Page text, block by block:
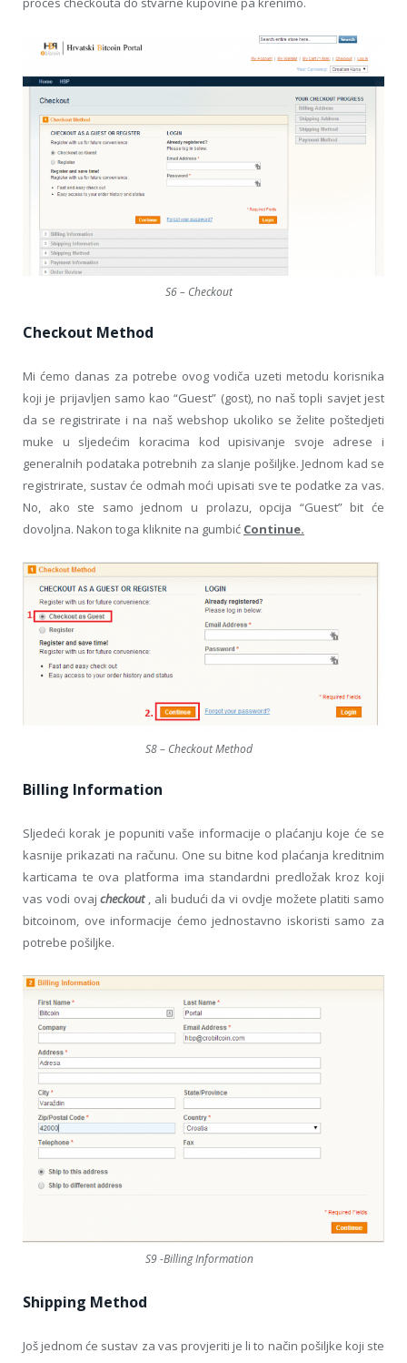
S6 – Checkout
Checkout Method
Mi ćemo danas za potrebe ovog vodiča uzeti metodu korisnika
koji je prijavljen samo kao “Guest” (gost), no naš topli savjet jest
da se registrirate i na naš webshop ukoliko se želite poštedjeti
muke u sljedećim koracima kod upisivanje svoje adrese i
generalnih podataka potrebnih za slanje pošiljke. Jednom kad se
registrirate, sustav će odmah moći upisati sve te podatke za vas.
No, ako ste samo jednom u prolazu, opcija “Guest” bit će
dovoljna. Nakon toga kliknite na gumbić Continue.
S8 – Checkout Method
Billing Information
Sljedeći korak je popuniti vaše informacije o plaćanju koje će se
kasnije prikazati na računu. One su bitne kod plaćanja kreditnim
karticama te ova platforma ima standardni predložak kroz koji
vas vodi ovajcheckout, ali budući da vi ovdje možete platiti samo
bitcoinom, ove informacije ćemo jednostavno iskoristi samo za
potrebe pošiljke.
S9 -Billing Information
Shipping Method
Još jednom će sustav za vas provjeriti je li to način pošiljke koji ste